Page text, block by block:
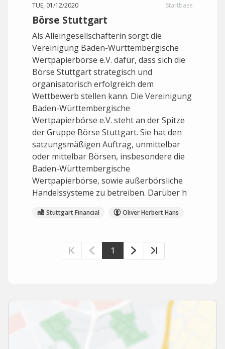
TUE, 01/12/2020 Startbase
Börse Stuttgart
Als Alleingesellschafterin sorgt die
Vereinigung Baden-Württembergische
Wertpapierbörse e.V. dafür, dass sich die
Börse Stuttgart strategisch und
organisatorisch erfolgreich dem
Wettbewerb stellen kann. Die Vereinigung
Baden-Württembergische
Wertpapierbörse e.V. steht an der Spitze
der Gruppe Börse Stuttgart. Sie hat den
satzungsmäßigen Auftrag, unmittelbar
oder mittelbar Börsen, insbesondere die
Baden-Württembergische
Wertpapierbörse, sowie außerbörsliche
Handelssysteme zu betreiben. Darüber h
Stuttgart Financial Oliver Herbert Hans
1